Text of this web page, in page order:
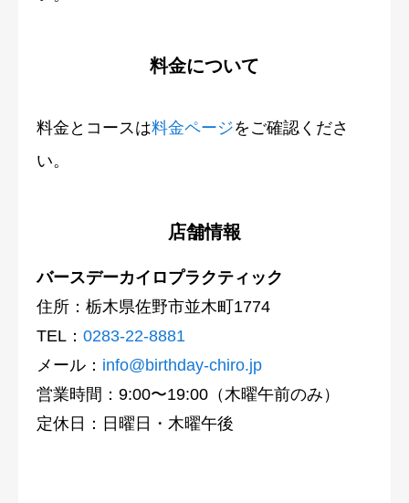
料金について
料金とコースは料金ページをご確認くださ
い。
店舗情報
バースデーカイロプラクティック
住所：栃木県佐野市並木町1774
TEL： 0283-22-8881
メール： info@birthday-chiro.jp
営業時間：9:00〜19:00（木曜午前のみ）
定休日：日曜日・木曜午後